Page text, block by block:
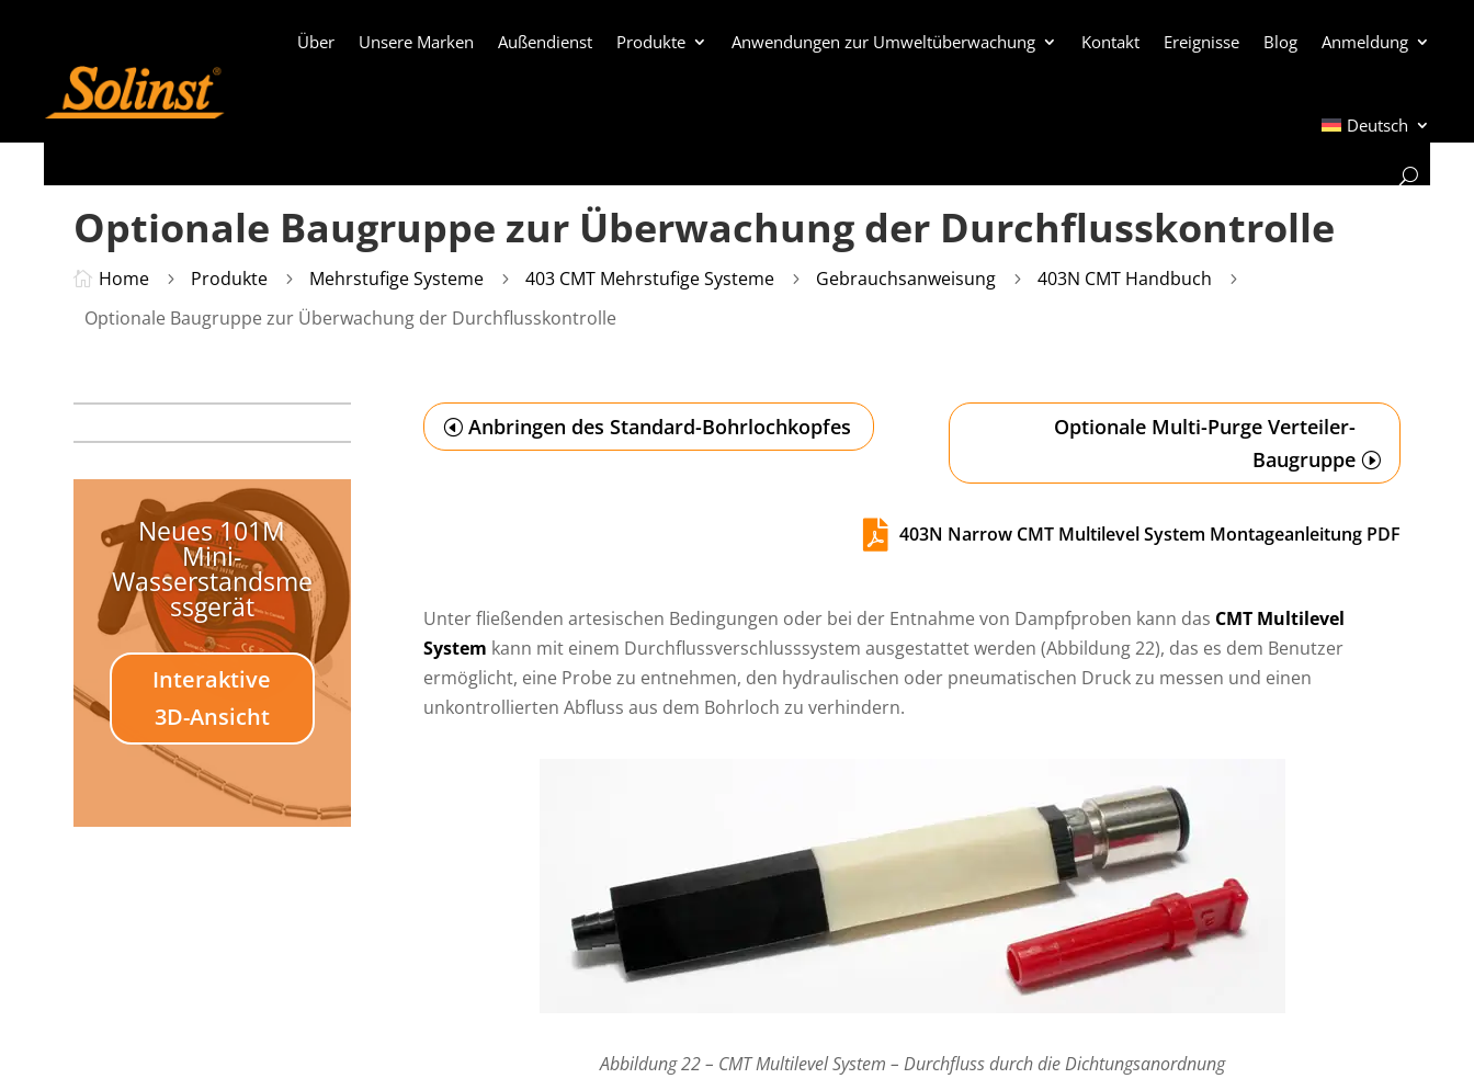
Über Unsere Marken Außendienst Produkte Anwendungen zur Umweltüberwachung Kontakt Ereignisse Blog Anmeldung
Deutsch
Optionale Baugruppe zur Überwachung der Durchflusskontrolle
 Home 5 Produkte 5 Mehrstufige Systeme 5 403 CMT Mehrstufige Systeme 5 Gebrauchsanweisung 5 403N CMT Handbuch 5
Optionale Baugruppe zur Überwachung der Durchflusskontrolle
Neues 101M
Mini-
Wasserstandsme
ssgerät
Interaktive
3D-Ansicht
Anbringen des Standard-Bohrlochkopfes
Optionale Multi-Purge Verteiler-
Baugruppe
 403N Narrow CMT Multilevel System Montageanleitung PDF
Unter fließenden artesischen Bedingungen oder bei der Entnahme von Dampfproben kann das CMT Multilevel
System kann mit einem Durchflussverschlusssystem ausgestattet werden (Abbildung 22), das es dem Benutzer
ermöglicht, eine Probe zu entnehmen, den hydraulischen oder pneumatischen Druck zu messen und einen
unkontrollierten Abfluss aus dem Bohrloch zu verhindern.
Abbildung 22 – CMT Multilevel System – Durchfluss durch die Dichtungsanordnung